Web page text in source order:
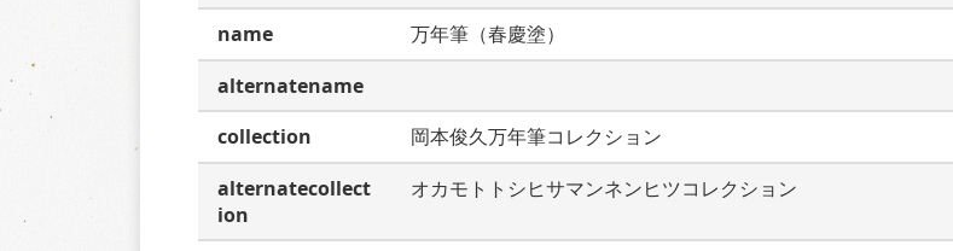
name
万年筆（春慶塗）
alternatename
collection
岡本俊久万年筆コレクション
alternatecollect
ion
オカモトトシヒサマンネンヒツコレクション